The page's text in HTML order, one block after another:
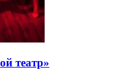
театр»